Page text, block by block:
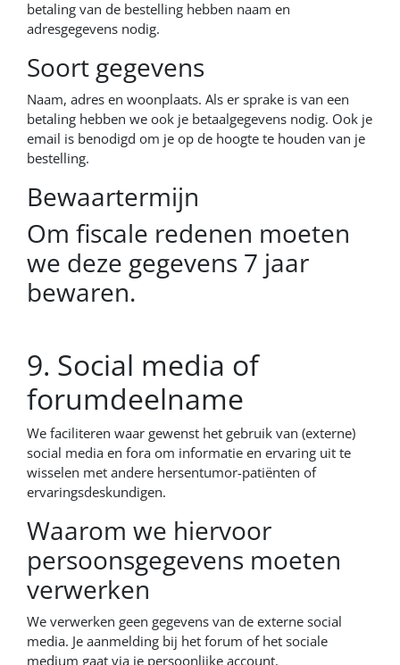
betaling van de bestelling hebben naam en
adresgegevens nodig.
Soort gegevens
Naam, adres en woonplaats. Als er sprake is van een
betaling hebben we ook je betaalgegevens nodig. Ook je
email is benodigd om je op de hoogte te houden van je
bestelling.
Bewaartermijn
Om fiscale redenen moeten
we deze gegevens 7 jaar
bewaren.
9. Social media of
forumdeelname
We faciliteren waar gewenst het gebruik van (externe)
social media en fora om informatie en ervaring uit te
wisselen met andere hersentumor-patiënten of
ervaringsdeskundigen.
Waarom we hiervoor
persoonsgegevens moeten
verwerken
We verwerken geen gegevens van de externe social
media. Je aanmelding bij het forum of het sociale
medium gaat via je persoonlijke account.